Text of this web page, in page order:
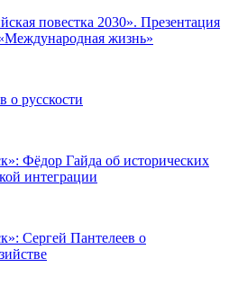
повестка 2030». Презентация
жизнь»
о русскости
Фёдор Гайда об исторических
интеграции
Сергей Пантелеев о